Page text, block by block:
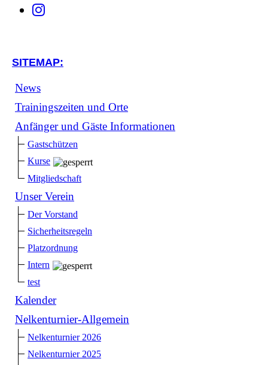
SITEMAP:
News
Trainingszeiten und Orte
Anfänger und Gäste Informationen
Gastschützen
Kurse
Mitgliedschaft
Unser Verein
Der Vorstand
Sicherheitsregeln
Platzordnung
Intern
test
Kalender
Nelkenturnier-Allgemein
Nelkenturnier 2026
Nelkenturnier 2025